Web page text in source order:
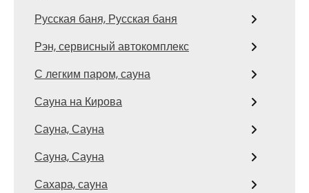
Русская баня, Русская баня
Рэн, сервисный автокомплекс
С легким паром, сауна
Сауна на Кирова
Сауна, Сауна
Сауна, Сауна
Сахара, сауна